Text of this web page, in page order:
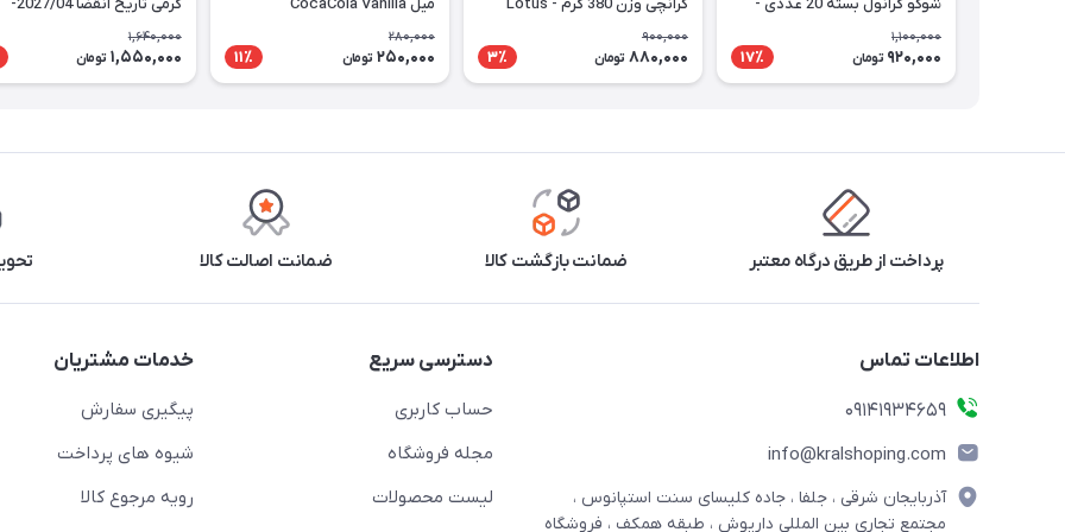
Good Day Cappuccino
1,100,000
920,000 تومان 17٪
900,000
880,000 تومان 3٪
280,000
250,000 تومان 11٪
Nutella
1,640,000
1,550,000 تومان
پرداخت از طریق درگاه معتبر ضمانت بازگشت کالا ضمانت اصالت کالا
اطلاعات تماس
09141934659
info@kralshoping.com
آذربایجان شرقی ، جلفا ، جاده کلیسای سنت استپانوس ،
مجتمع تجاری بین المللی داریوش ، طبقه همکف ، فروشگاه
دسترسی سریع
حساب کاربری
مجله فروشگاه
لیست محصولات
خدمات مشتریان
پیگیری سفارش
شیوه های پرداخت
رویه مرجوع کالا